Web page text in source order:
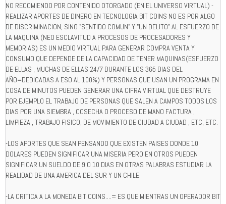
NO RECOMIENDO POR CONTENIDO OTORGADO (EN EL UNIVERSO VIRTUAL) -
REALIZAR APORTES DE DINERO EN TECNOLOGIA BIT COINS NO ES POR ALGO
DE DISCRIMINACION, SINO "SENTIDO COMUN" Y "UN DELITO" AL ESFUERZO DE
LA MAQUINA (NEO ESCLAVITUD A PROCESOS DE PROCESADORES Y
MEMORIAS) ES UN MEDIO VIRTUAL PARA GENERAR COMPRA VENTA Y
CONSUMO QUE DEPENDE DE LA CAPACIDAD DE TENER MAQUINAS(ESFUERZO
DE ELLAS , MUCHAS DE ELLAS 24/7 DURANTE LOS 365 DIAS DEL
AÑO=DEDICADAS A ESO AL 100%) Y PERSONAS QUE USAN UN PROGRAMA EN
COSA DE MINUTOS PUEDEN GENERAR UNA CIFRA VIRTUAL QUE DESTRUYE
POR EJEMPLO EL TRABAJO DE PERSONAS QUE SALEN A CAMPOS TODOS LOS
DIAS POR UNA SIEMBRA , COSECHA O PROCESO DE MANO FACTURA ,
LIMPIEZA , TRABAJO FISICO, DE MOVIMIENTO DE CIUDAD A CIUDAD , ETC, ETC.
-LOS APORTES QUE SEAN PENSANDO QUE EXISTEN PAISES DONDE 10
DOLARES PUEDEN SIGNIFICAR UNA MISERIA PERO EN OTROS PUEDEN
SIGNIFICAR UN SUELDO DE 9 O 10 DIAS EN OTRAS PALABRAS ESTUDIAR LA
REALIDAD DE UNA AMERICA DEL SUR Y UN CHILE.
-LA CRITICA A LA MONEDA BIT COINS....= ES QUE MIENTRAS UN OPERADOR BIT